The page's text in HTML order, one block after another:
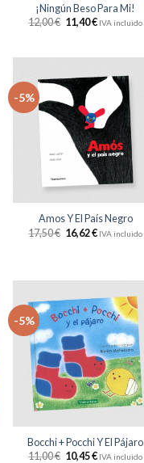
¡Ningún Beso Para Mi!
12,00€ 11,40€ IVA incluido
-5%
Añadir
a la
de
deseos
Amos Y El País Negro
17,50€ 16,62€ IVA incluido
-5%
Añadir
a la
lista
de
deseos
+
Bocchi + Pocchi Y El Pájaro
11,00€ 10,45€ IVA incluido